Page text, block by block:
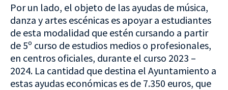
Por un lado, el objeto de las ayudas de música,
danza y artes escénicas es apoyar a estudiantes
de esta modalidad que estén cursando a partir
de 5º curso de estudios medios o profesionales,
en centros oficiales, durante el curso 2023 –
2024. La cantidad que destina el Ayuntamiento a
estas ayudas económicas es de 7.350 euros, que